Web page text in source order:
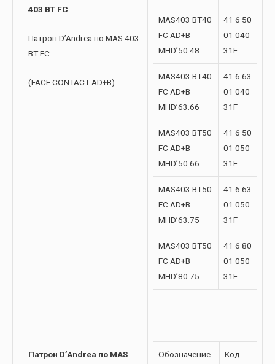
403 BT FC
Патрон D’Andrea по MAS 403
BT FC
(FACE CONTACT AD+B)
MAS403 BT40
FC AD+B
MHD’50.48
41 6 50
01 040
31F
MAS403 BT40
FC AD+B
MHD’63.66
41 6 63
01 040
31F
MAS403 BT50
FC AD+B
MHD’50.66
41 6 50
01 050
31F
MAS403 BT50
FC AD+B
MHD’63.75
41 6 63
01 050
31F
MAS403 BT50
FC AD+B
MHD’80.75
41 6 80
01 050
31F
Патрон D’Andrea по MAS
Обозначение Код